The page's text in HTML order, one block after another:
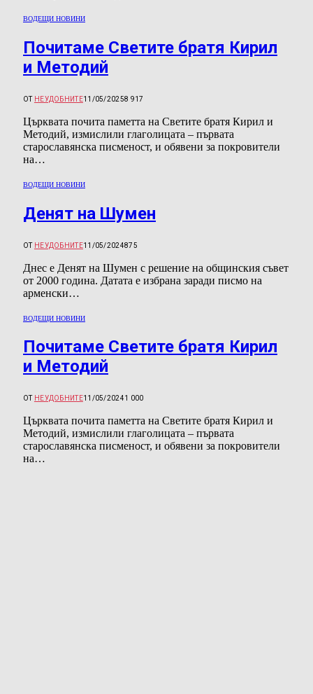
ВОДЕЩИ НОВИНИ
Почитаме Светите братя Кирил
и Методий
ОТ НЕУДОБНИТЕ11/05/20258 917
Църквата почита паметта на Светите братя Кирил и
Методий, измислили глаголицата – първата
старославянска писменост, и обявени за покровители
на…
ВОДЕЩИ НОВИНИ
Денят на Шумен
ОТ НЕУДОБНИТЕ11/05/2024875
Днес е Денят на Шумен с решение на общинския съвет
от 2000 година. Датата е избрана заради писмо на
арменски…
ВОДЕЩИ НОВИНИ
Почитаме Светите братя Кирил
и Методий
ОТ НЕУДОБНИТЕ11/05/20241 000
Църквата почита паметта на Светите братя Кирил и
Методий, измислили глаголицата – първата
старославянска писменост, и обявени за покровители
на…